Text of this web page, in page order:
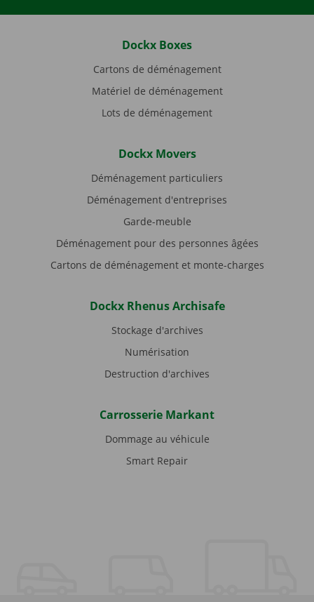
Dockx Boxes
Cartons de déménagement
Matériel de déménagement
Lots de déménagement
Dockx Movers
Déménagement particuliers
Déménagement d'entreprises
Garde-meuble
Déménagement pour des personnes âgées
Cartons de déménagement et monte-charges
Dockx Rhenus Archisafe
Stockage d'archives
Numérisation
Destruction d'archives
Carrosserie Markant
Dommage au véhicule
Smart Repair